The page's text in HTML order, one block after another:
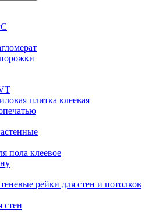
плитка клеевая
пола клеевое
рейки для стен и потолков
стен